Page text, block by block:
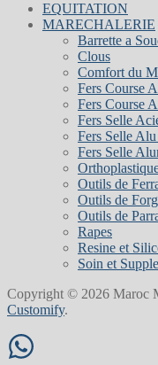
EQUITATION
MARECHALERIE
Barrette a
Clous
Comfort du
Fers Course
Fers Course
Fers Selle
Fers Selle
Fers Selle
Outils de
Outils de
Outils de
Rapes
Resine et
Soin et
Copyright © 2026 Maroc
Customify.